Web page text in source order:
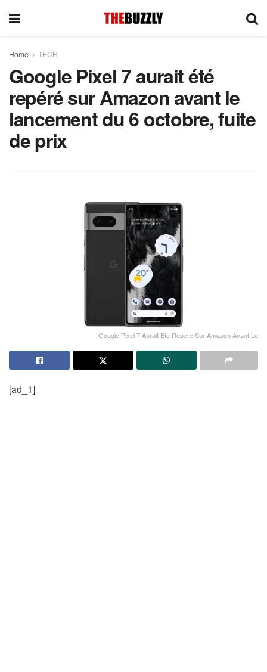
Home TECH
Google Pixel 7 aurait été
repéré sur Amazon avant le
lancement du 6 octobre, fuite
de prix
Google Pixel 7 Aurait Ete Repere Sur Amazon Avant Le
[ad_1]